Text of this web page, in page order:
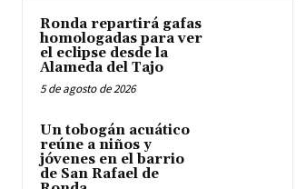
Ronda repartirá gafas
homologadas para ver
el eclipse desde la
Alameda del Tajo
5 de agosto de 2026
Un tobogán acuático
reúne a niños y
jóvenes en el barrio
de San Rafael de